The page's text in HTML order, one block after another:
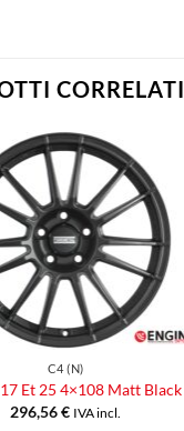
CORRELATI
Aggiungi
alla lista
dei
desideri
C4 (N)
Et 25 4×108 Matt Black
296,56€ IVA incl.